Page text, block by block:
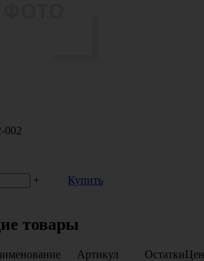
002
+
Купить
товары
Артикул Остатки